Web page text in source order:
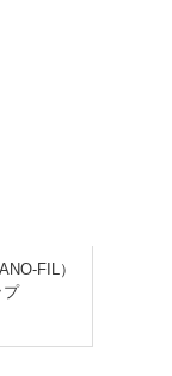
FIL）
プ